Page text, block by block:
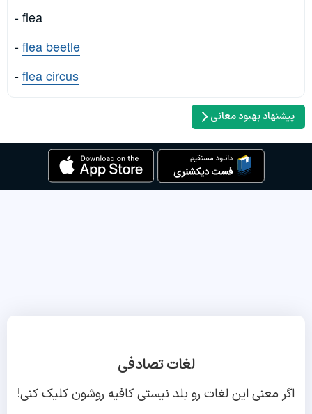
- flea
-flea beetle
-flea circus
پیشنهاد بهبود معانی
لغات تصادفی
اگر معنی این لغات رو بلد نیستی کافیه روشون کلیک کنی!